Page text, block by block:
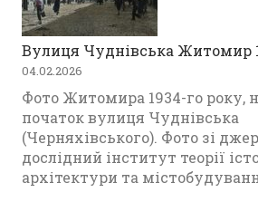
Вулиця Чуднівська Житомир
04.02.2026
Фото Житомира 1934-го року,
початок вулиця Чуднівська
(Черняхівського). Фото зі
дослідний інститут теорії
архітектури та